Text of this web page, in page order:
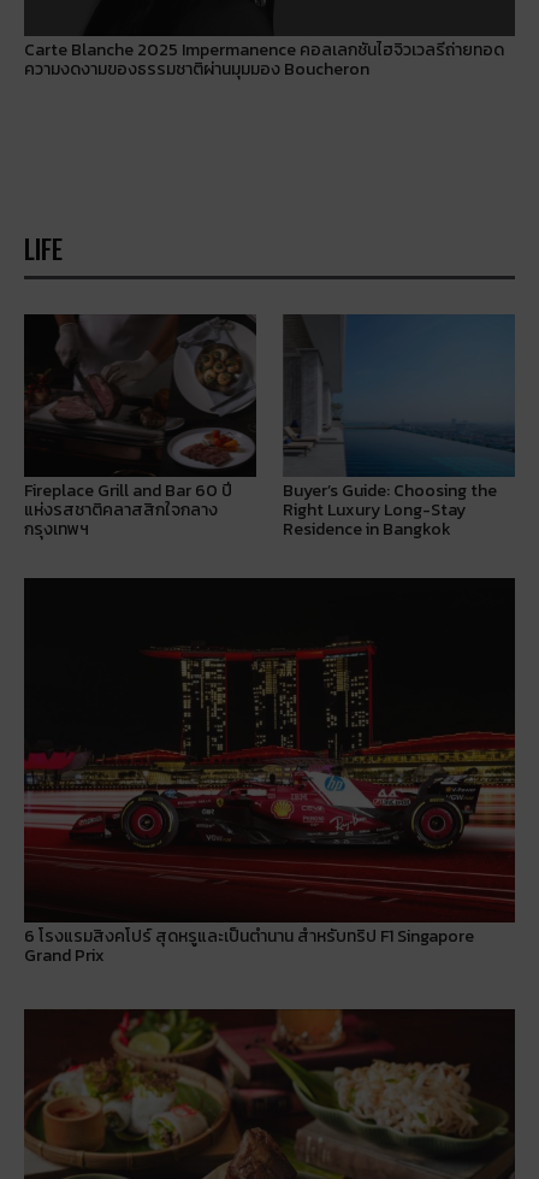
Carte Blanche 2025 Impermanence คอลเลกชันไฮจิวเวลรีถ่ายทอด
ความงดงามของธรรมชาติผ่านมุมมอง Boucheron
LIFE
Fireplace Grill and Bar 60 ปี
แห่งรสชาติคลาสสิกใจกลาง
กรุงเทพฯ
Buyer’s Guide: Choosing the
Right Luxury Long-Stay
Residence in Bangkok
6 โรงแรมสิงคโปร์ สุดหรูและเป็นตำนาน สำหรับทริป F1 Singapore
Grand Prix